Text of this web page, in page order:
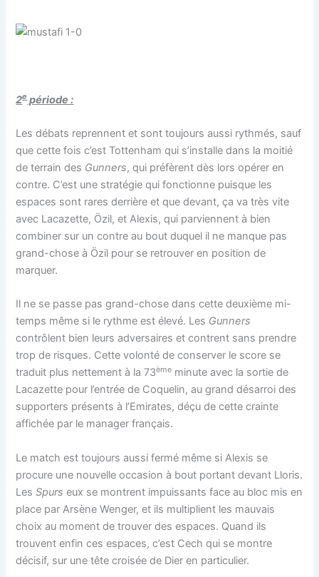
2epériode :
Les débats reprennent et sont toujours aussi rythmés, sauf
que cette fois c’est Tottenham qui s’installe dans la moitié
de terrain des Gunners, qui préfèrent dès lors opérer en
contre. C’est une stratégie qui fonctionne puisque les
espaces sont rares derrière et que devant, ça va très vite
avec Lacazette, Özil, et Alexis, qui parviennent à bien
combiner sur un contre au bout duquel il ne manque pas
grand-chose à Özil pour se retrouver en position de
marquer.
Il ne se passe pas grand-chose dans cette deuxième mi-
temps même si le rythme est élevé. Les Gunners
contrôlent bien leurs adversaires et contrent sans prendre
trop de risques. Cette volonté de conserver le score se
traduit plus nettement à la 73ème minute avec la sortie de
Lacazette pour l’entrée de Coquelin, au grand désarroi des
supporters présents à l’Emirates, déçu de cette crainte
affichée par le manager français.
Le match est toujours aussi fermé même si Alexis se
procure une nouvelle occasion à bout portant devant Lloris.
LesSpurs eux se montrent impuissants face au bloc mis en
place par Arsène Wenger, et ils multiplient les mauvais
choix au moment de trouver des espaces. Quand ils
trouvent enfin ces espaces, c’est Cech qui se montre
décisif, sur une tête croisée de Dier en particulier.